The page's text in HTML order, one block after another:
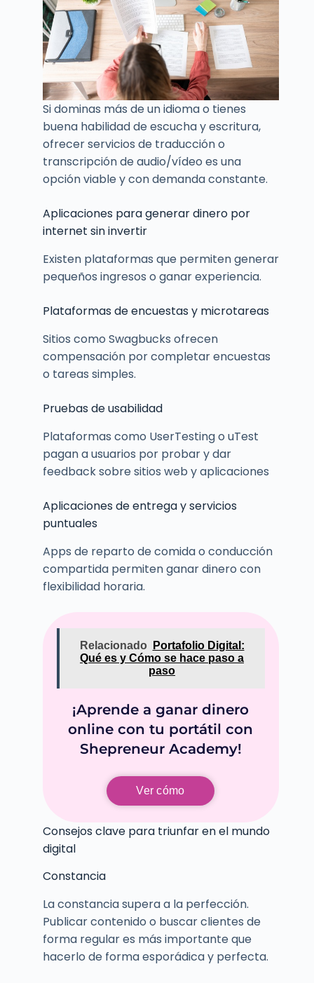
Si dominas más de un idioma o tienes
buena habilidad de escucha y escritura,
ofrecer servicios de traducción o
transcripción de audio/vídeo es una
opción viable y con demanda constante.
Aplicaciones para generar dinero por
internet sin invertir
Existen plataformas que permiten generar
pequeños ingresos o ganar experiencia.
Plataformas de encuestas y microtareas
Sitios como Swagbucks ofrecen
compensación por completar encuestas
o tareas simples.
Pruebas de usabilidad
Plataformas como UserTesting o uTest
pagan a usuarios por probar y dar
feedback sobre sitios web y aplicaciones
Aplicaciones de entrega y servicios
puntuales
Apps de reparto de comida o conducción
compartida permiten ganar dinero con
flexibilidad horaria.
Relacionado
Portafolio Digital:
Qué es y Cómo se hace paso a
paso
¡Aprende a ganar dinero
online con tu portátil con
Shepreneur Academy!
Ver cómo
Consejos clave para triunfar en el mundo
digital
Constancia
La constancia supera a la perfección.
Publicar contenido o buscar clientes de
forma regular es más importante que
hacerlo de forma esporádica y perfecta.